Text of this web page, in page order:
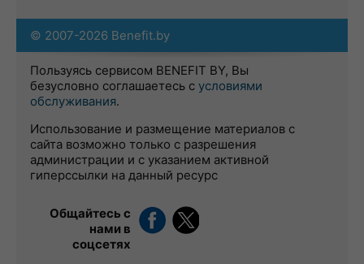
© 2007-2026 Benefit.by
Пользуясь сервисом BENEFIT BY, Вы
безусловно соглашаетесь с условиями
обслуживания.
Использование и размещение материалов с
сайта возможно только с разрешения
администрации и с указанием активной
гиперссылки на данный ресурс
Общайтесь с
нами в
соцсетях